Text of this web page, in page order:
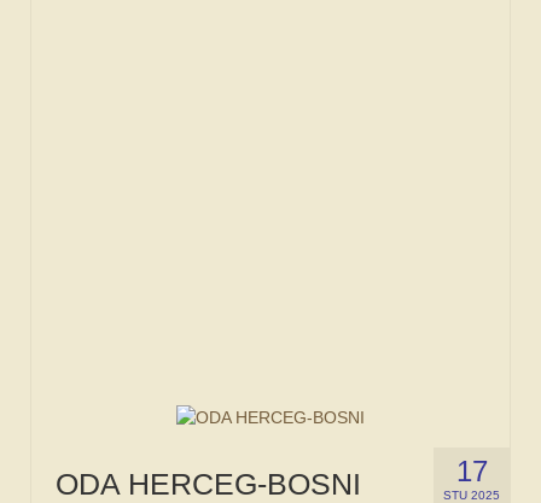
17
STU 2025
ODA HERCEG-BOSNI